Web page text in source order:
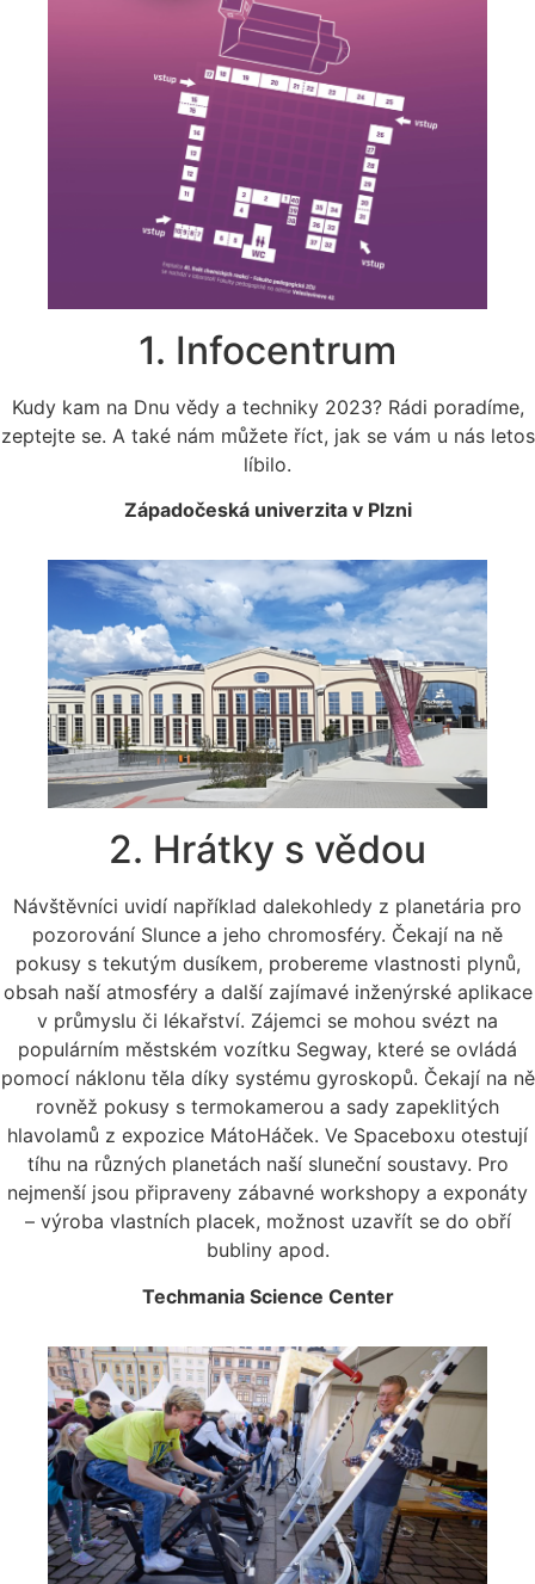
1. Infocentrum
Kudy kam na Dnu vědy a techniky 2023? Rádi poradíme,
zeptejte se. A také nám můžete říct, jak se vám u nás letos
líbilo.
Západočeská univerzita v Plzni
2. Hrátky s vědou
Návštěvníci uvidí například dalekohledy z planetária pro
pozorování Slunce a jeho chromosféry. Čekají na ně
pokusy s tekutým dusíkem, probereme vlastnosti plynů,
obsah naší atmosféry a další zajímavé inženýrské aplikace
v průmyslu či lékařství. Zájemci se mohou svézt na
populárním městském vozítku Segway, které se ovládá
pomocí náklonu těla díky systému gyroskopů. Čekají na ně
rovněž pokusy s termokamerou a sady zapeklitých
hlavolamů z expozice MátoHáček. Ve Spaceboxu otestují
tíhu na různých planetách naší sluneční soustavy. Pro
nejmenší jsou připraveny zábavné workshopy a exponáty
– výroba vlastních placek, možnost uzavřít se do obří
bubliny apod.
Techmania Science Center